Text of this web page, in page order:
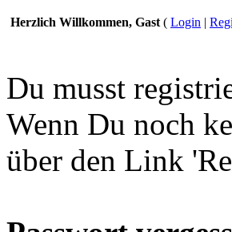
Herzlich Willkommen, Gast ( Login |
Du musst
Wenn Du noch
über den Link